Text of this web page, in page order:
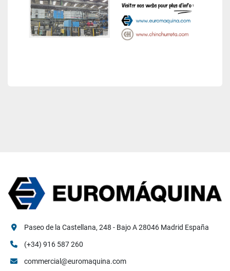
Paseo de la Castellana, 248 - Bajo A 28046 Madrid España
(+34) 916 587 260
commercial@euromaquina.com